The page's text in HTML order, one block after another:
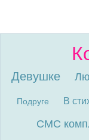
Девушке
Подруге В
СМС